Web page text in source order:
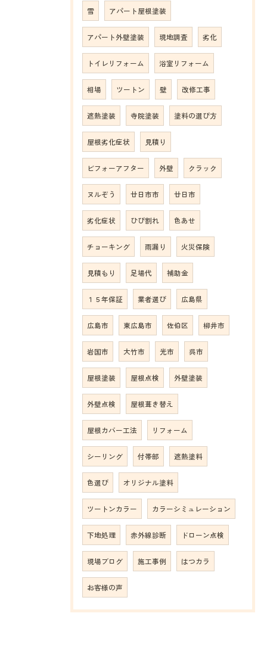
雪 アパート屋根塗装
アパート外壁塗装 現地調査 劣化
トイレリフォーム 浴室リフォーム
相場 ツートン 壁 改修工事
遮熱塗装 寺院塗装 塗料の選び方
屋根劣化症状 見積り
ビフォーアフター 外壁 クラック
ヌルぞう 廿日市市 廿日市
劣化症状 ひび割れ 色あせ
チョーキング 雨漏り 火災保険
見積もり 足場代 補助金
１５年保証 業者選び 広島県
広島市 東広島市 佐伯区 柳井市
岩国市 大竹市 光市 呉市
屋根塗装 屋根点検 外壁塗装
外壁点検 屋根葺き替え
屋根カバー工法 リフォーム
シーリング 付帯部 遮熱塗料
色選び オリジナル塗料
ツートンカラー カラーシミュレーション
下地処理 赤外線診断 ドローン点検
現場ブログ 施工事例 はつカラ
お客様の声